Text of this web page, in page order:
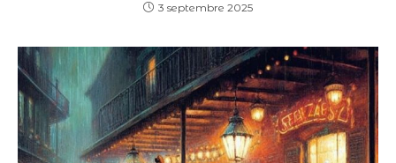
3 septembre 2025